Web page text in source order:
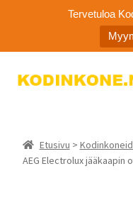
Tervetuloa
Siirry
Siirry
Ota yhteyttä
Etusivu >
AEG Electrolux jääkaapin